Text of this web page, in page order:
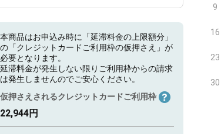
本商品はお申込み時に「延滞料金の上限額分」
の「クレジットカードご利用枠の仮押さえ」が
必要となります。
延滞料金が発生しない限りご利用枠からの請求
は発生しませんのでご安心ください。
仮押さえされるクレジットカードご利用枠
22,944円
9
16
23
30